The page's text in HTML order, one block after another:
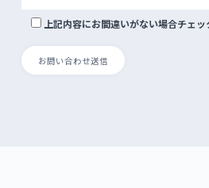
上記内容にお間違いがない場合チェッ